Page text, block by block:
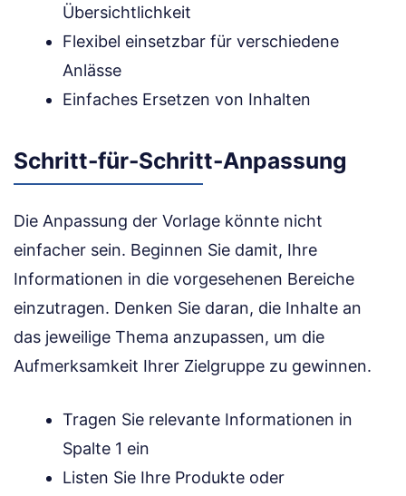
Übersichtlichkeit
Flexibel einsetzbar für verschiedene
Anlässe
Einfaches Ersetzen von Inhalten
Schritt-für-Schritt-Anpassung
Die Anpassung der Vorlage könnte nicht
einfacher sein. Beginnen Sie damit, Ihre
Informationen in die vorgesehenen Bereiche
einzutragen. Denken Sie daran, die Inhalte an
das jeweilige Thema anzupassen, um die
Aufmerksamkeit Ihrer Zielgruppe zu gewinnen.
Tragen Sie relevante Informationen in
Spalte 1 ein
Listen Sie Ihre Produkte oder